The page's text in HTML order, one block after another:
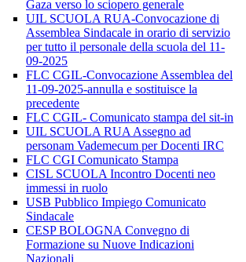
Gaza verso lo sciopero generale
UIL SCUOLA RUA-Convocazione di
Assemblea Sindacale in orario di servizio
per tutto il personale della scuola del 11-
09-2025
FLC CGIL-Convocazione Assemblea del
11-09-2025-annulla e sostituisce la
precedente
FLC CGIL- Comunicato stampa del sit-in
UIL SCUOLA RUA Assegno ad
personam Vademecum per Docenti IRC
FLC CGI Comunicato Stampa
CISL SCUOLA Incontro Docenti neo
immessi in ruolo
USB Pubblico Impiego Comunicato
Sindacale
CESP BOLOGNA Convegno di
Formazione su Nuove Indicazioni
Nazionali